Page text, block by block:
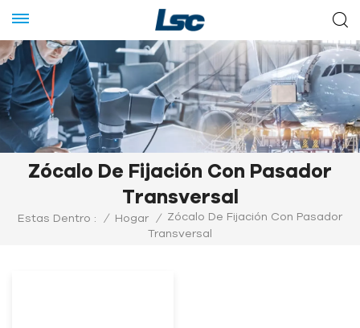
Zócalo De Fijación Con Pasador
Transversal
Estas Dentro : / Hogar /
Zócalo De Fijación Con Pasador
Transversal